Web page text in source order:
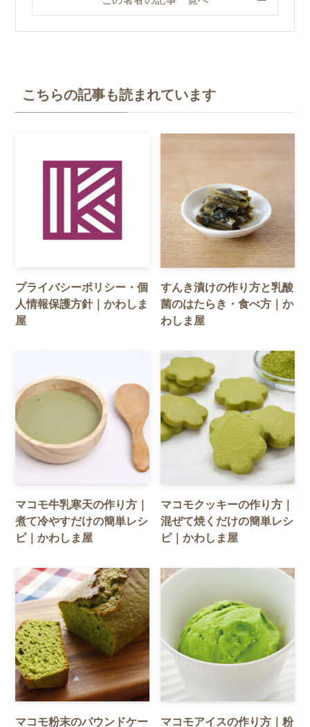
こちらの記事も読まれています
プライバシーポリシー・個
人情報保護方針｜かわしま
屋
すんき漬けの作り方と乳酸
菌のはたらき・食べ方｜か
わしま屋
マコモ牛乳寒天の作り方｜
煮て冷やすだけの簡単レシ
ピ｜かわしま屋
マコモクッキーの作り方｜
混ぜて焼くだけの簡単レシ
ピ｜かわしま屋
マコモ粉末のパウンドケー
マコモアイスの作り方｜粉